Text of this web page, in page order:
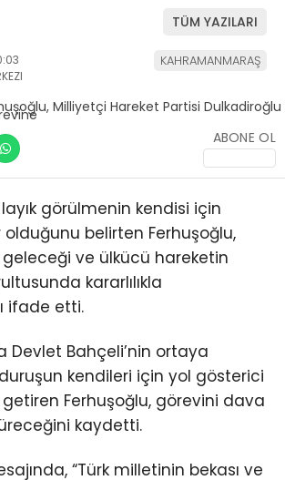
Facebook
Youtube
TÜM YAZILARI
KAHRAMANMARAŞ
ABONE OL
görülmenin kendisi için
olduğunu belirten Ferhuşoğlu,
ve ülkücü hareketin
kararlılıkla
ifade etti.
Devlet Bahçeli’nin ortaya
kendileri için yol gösterici
Ferhuşoğlu, görevini dava
kaydetti.
“Türk milletinin bekası ve